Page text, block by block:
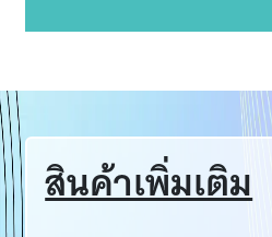
สินค้าเพิ่มเติม